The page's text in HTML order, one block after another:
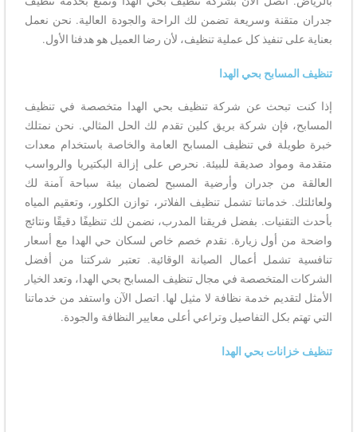
جدران متقنة وسريعة تضمن لك الراحة والجودة العالية. نحن نعمل
بعناية على تنفيذ كل عملية تنظيف، لأن رضا العميل هو هدفنا الأول.
تنظيف المسابح بحي الهدا
إذا كنت تبحث عن شركة تنظيف بحي الهدا متخصصة في تنظيف
المسابح، فإن شركة بريق كلين تقدم لك الحل المثالي. نحن نمتلك
خبرة طويلة في تنظيف المسابح العامة والخاصة باستخدام معدات
متقدمة ومواد صديقة للبيئة. نحرص على إزالة البكتيريا والرواسب
العالقة من جدران وأرضية المسبح لضمان بيئة سباحة آمنة لك
ولعائلتك. خدماتنا تشمل تنظيف الفلاتر، توازن الكلور، وتعقيم المياه
بأحدث التقنيات. بفضل فريقنا المدرب، نضمن لك تنظيفًا دقيقًا ونتائج
واضحة من أول زيارة. نقدم خصم خاص لسكان حي الهدا مع أسعار
تنافسية تشمل أعمال الصيانة الوقائية. تعتبر شركتنا من أفضل
الشركات المتخصصة في مجال تنظيف المسابح بحي الهدا، وتعد الخيار
الأمثل لتقديم خدمة نظافة لا مثيل لها. اتصل الآن واستفد من خدماتنا
التي تهتم بكل التفاصيل وتراعي أعلى معايير النظافة والجودة.
تنظيف خزانات بحي الهدا